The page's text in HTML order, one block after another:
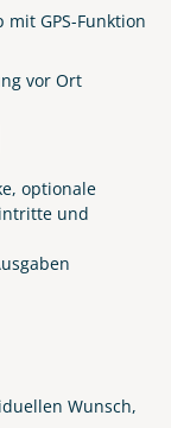
GPS-Funktion
vor Ort
optionale
und
Wunsch,